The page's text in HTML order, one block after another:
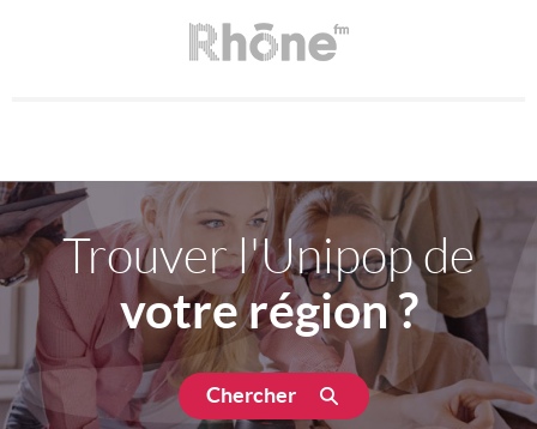
Trouver l'Unipop de
votre région ?
Chercher